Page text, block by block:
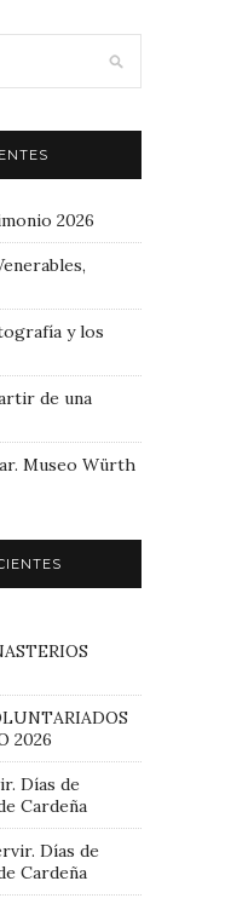
2026
y los
de una
Museo Würth
2026
Días de
Cardeña
Días de
Cardeña